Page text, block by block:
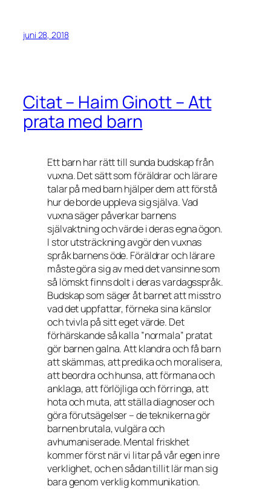
juni 28, 2018
Citat – Haim Ginott – Att
prata med barn
Ett barn har rätt till sunda budskap från
vuxna. Det sätt som föräldrar och lärare
talar på med barn hjälper dem att förstå
hur de borde uppleva sig själva. Vad
vuxna säger påverkar barnens
självaktning och värde i deras egna ögon.
I stor utsträckning avgör den vuxnas
språk barnens öde. Föräldrar och lärare
måste göra sig av med det vansinne som
så lömskt finns dolt i deras vardagsspråk.
Budskap som säger åt barnet att misstro
vad det uppfattar, förneka sina känslor
och tvivla på sitt eget värde. Det
förhärskande så kalla ”normala” pratat
gör barnen galna. Att klandra och få barn
att skämmas, att predika och moralisera,
att beordra och hunsa, att förmana och
anklaga, att förlöjliga och förringa, att
hota och muta, att ställa diagnoser och
göra förutsägelser – de teknikerna gör
barnen brutala, vulgära och
avhumaniserade. Mental friskhet
kommer först när vi litar på vår egen inre
verklighet, och en sådan tillit lär man sig
bara genom verklig kommunikation.